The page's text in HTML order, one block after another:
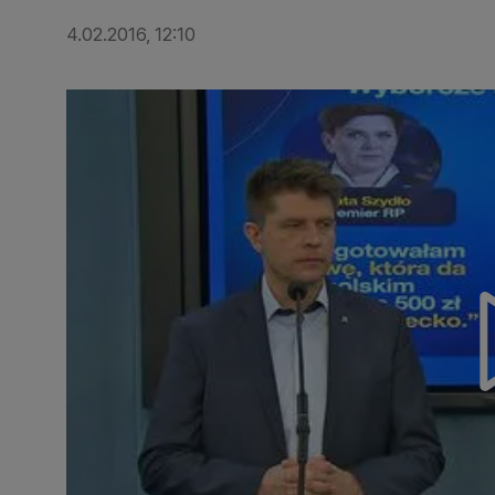
4.02.2016, 12:10